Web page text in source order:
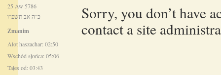
25 Aw 5786
כ"ה אב תשפ"ו
Zmanim
Alot haszachar: 02:50
Wschód słońca: 05:06
Tałes od: 03:43
Sorry, you don’t have
contact a site